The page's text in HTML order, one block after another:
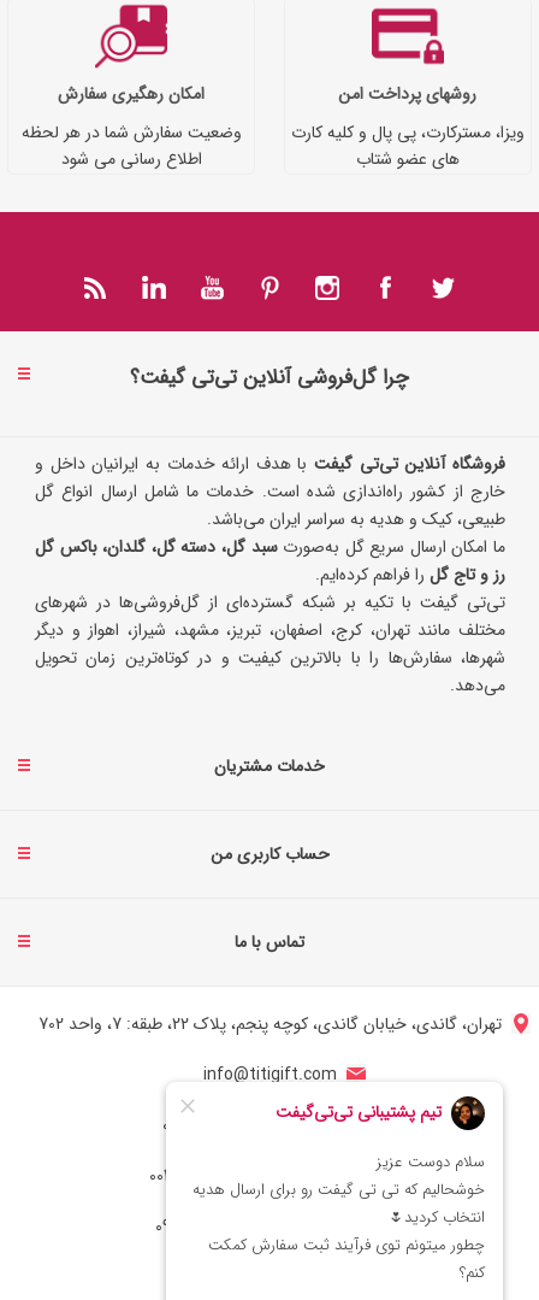
روشهای پرداخت امن
ویزا، مسترکارت، پی پال و کلیه کارت
های عضو شتاب
امکان رهگیری سفارش
وضعیت سفارش شما در هر لحظه
اطلاع رسانی می شود
چرا گل‌فروشی آنلاین تی‌تی گیفت؟
فروشگاه آنلاین تی‌تی گیفتبا هدف ارائه خدمات به ایرانیان داخل و
خارج از کشور راه‌اندازی شده است. خدمات ما شامل ارسال انواع گل
طبیعی، کیک و هدیه به سراسر ایران می‌باشد.
ما امکان ارسال سریع گل به‌صورتسبد گل، دسته گل، گلدان، باکس گل
رز و تاج گل را فراهم کرده‌ایم.
تی‌تی گیفت با تکیه بر شبکه گسترده‌ای از گل‌فروشی‌ها در شهرهای
مختلف مانند تهران، کرج، اصفهان، تبریز، مشهد، شیراز، اهواز و دیگر
شهرها، سفارش‌ها را با بالاترین کیفیت و در کوتاه‌ترین زمان تحویل
می‌دهد.
خدمات مشتریان
حساب کاربری من
تماس با ما
تهران، گاندی، خیابان گاندی، کوچه پنجم، پلاک 22، طبقه: 7، واحد 702
info@titigift.com
شماره تماس ایران: 02166066403
شماره تماس آمریکا: 0014088054942